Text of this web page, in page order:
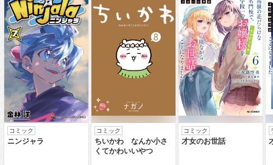
コミック
ニンジャラ
コミック
ちいかわ なんか小さ
くてかわいいやつ
コミック
才女のお世話